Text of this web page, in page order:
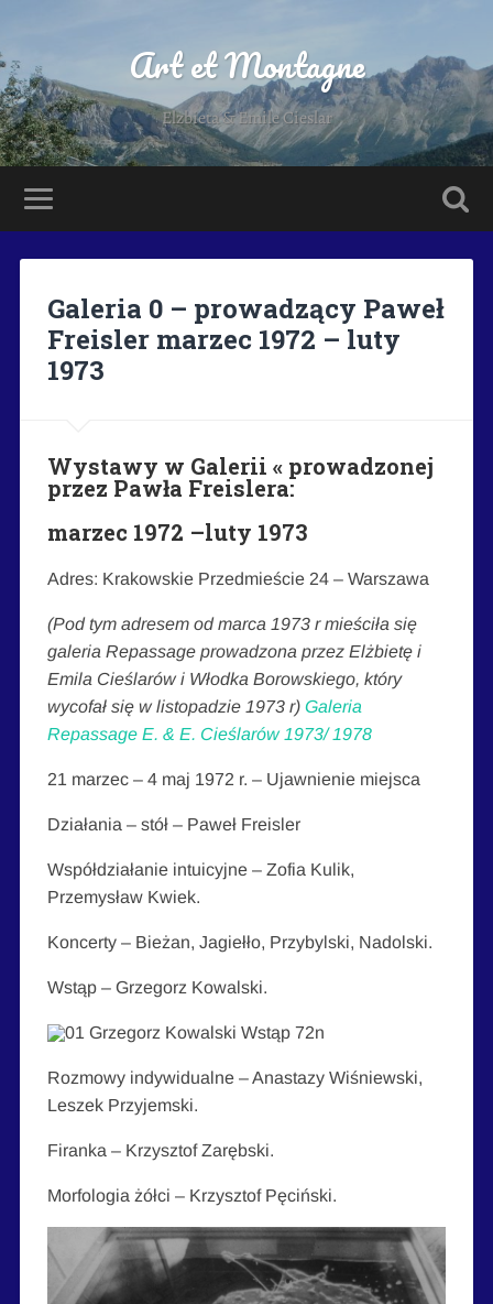
Art et Montagne
Elzbieta & Emile Cieslar
Galeria 0 – prowadzący Paweł
Freisler marzec 1972 – luty
1973
Wystawy w Galerii « prowadzonej
przez Pawła Freislera:
marzec 1972 –luty 1973
Adres: Krakowskie Przedmieście 24 – Warszawa
(Pod tym adresem od marca 1973 r mieściła się
galeria Repassage prowadzona przez Elżbietę i
Emila Cieślarów i Włodka Borowskiego, który
wycofał się w listopadzie 1973 r) Galeria
Repassage E. & E. Cieślarów 1973/ 1978
21 marzec – 4 maj 1972 r. – Ujawnienie miejsca
Działania – stół – Paweł Freisler
Współdziałanie intuicyjne – Zofia Kulik,
Przemysław Kwiek.
Koncerty – Bieżan, Jagiełło, Przybylski, Nadolski.
Wstąp – Grzegorz Kowalski.
Rozmowy indywidualne – Anastazy Wiśniewski,
Leszek Przyjemski.
Firanka – Krzysztof Zarębski.
Morfologia żółci – Krzysztof Pęciński.